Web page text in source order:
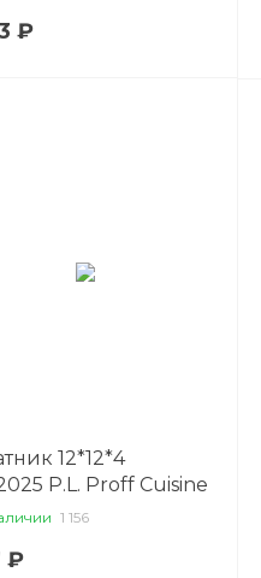
₽
12*12*4
P.L. Proff Cuisine
1 156
₽